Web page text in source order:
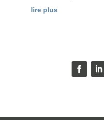
lire plus